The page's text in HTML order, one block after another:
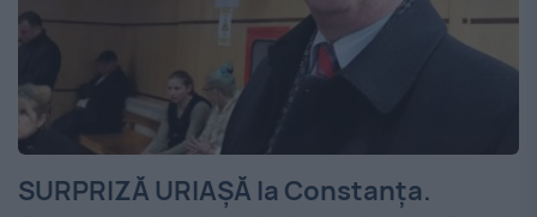
SURPRIZĂ URIAȘĂ la Constanța.